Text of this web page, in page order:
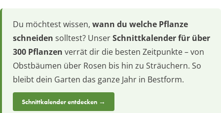
Du möchtest wissen, wann du welche Pflanze
schneiden solltest? UnserSchnittkalender für über
300 Pflanzen verrät dir die besten Zeitpunkte – von
Obstbäumen über Rosen bis hin zu Sträuchern. So
bleibt dein Garten das ganze Jahr in Bestform.
Schnittkalender entdecken →